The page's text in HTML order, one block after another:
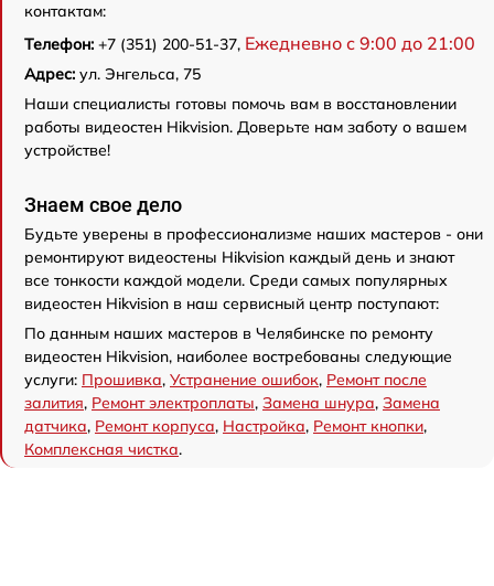
контактам:
Телефон: +7 (351) 200-51-37, Ежедневно с 9:00 до 21:00
Адрес: ул. Энгельса, 75
Наши специалисты готовы помочь вам в восстановлении
работы видеостен Hikvision. Доверьте нам заботу о вашем
устройстве!
Знаем свое дело
Будьте уверены в профессионализме наших мастеров - они
ремонтируют видеостены Hikvision каждый день и знают
все тонкости каждой модели. Среди самых популярных
видеостен Hikvision в наш сервисный центр поступают:
По данным наших мастеров в Челябинске по ремонту
видеостен Hikvision, наиболее востребованы следующие
услуги: Прошивка, Устранение ошибок, Ремонт после
залития, Ремонт электроплаты, Замена шнура, Замена
датчика, Ремонт корпуса, Настройка, Ремонт кнопки,
Комплексная чистка.